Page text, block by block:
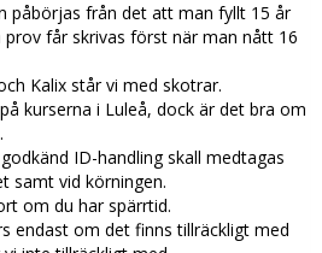
påbörjas från det att man fyllt 15 år
får skrivas först när man nått 16
Kalix står vi med skotrar.
kurserna i Luleå, dock är det bra om
ID-handling skall medtagas
samt vid körningen.
om du har spärrtid.
endast om det finns tillräckligt med